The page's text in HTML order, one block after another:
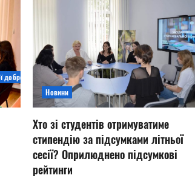
Новини
Хто зі студентів отримуватиме
стипендію за підсумками літньої
сесії? Оприлюднено підсумкові
рейтинги